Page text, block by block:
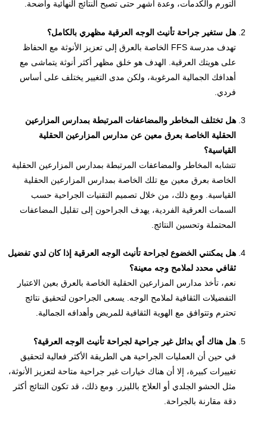
التورم والكدمات، وعدة أشهر حتى تصبح النتائج النهائية واضحة.
هل ستغير جراحة تأنيث الوجه العرقية مظهري بالكامل؟
تهدف مدرسة FFS الخاصة بالعرق إلى تعزيز الأنوثة مع الحفاظ
على هويتك العرقية. الهدف هو خلق مظهر أكثر أنوثة يتماشى مع
أهدافك الجمالية المرغوبة، ولكن مدى التغيير يختلف على أساس
فردي.
هل تختلف المخاطر والمضاعفات المرتبطة بمدارس المزارعين
الحقلية الخاصة بعرق معين عن مدارس المزارعين الحقلية
القياسية؟
تتشابه المخاطر والمضاعفات المرتبطة بمدارس المزارعين الحقلية
الخاصة بعرق معين مع تلك الخاصة بمدارس المزارعين الحقلية
القياسية. ومع ذلك، من خلال تصميم التقنيات الجراحية حسب
السمات العرقية الفردية، يهدف الجراحون إلى تقليل المضاعفات
المحتملة وتحسين النتائج.
هل يمكنني الخضوع لجراحة تأنيث الوجه العرقية إذا كان لدي تفضيل
ثقافي محدد لملامح وجه معينة؟
نعم، تأخذ مدارس المزارعين الحقلية الخاصة بالعرق بعين الاعتبار
التفضيلات الثقافية لملامح الوجه. يسعى الجراحون لتحقيق نتائج
تحترم وتتوافق مع الهوية الثقافية للمريض وأهدافه الجمالية.
هل هناك أي بدائل غير جراحية لجراحة تأنيث الوجه العرقية؟
في حين أن العمليات الجراحية هي الطريقة الأكثر فعالية لتحقيق
تغييرات كبيرة، إلا أن هناك خيارات غير جراحية متاحة لتعزيز الأنوثة،
مثل الحشو الجلدي أو العلاج بالليزر. ومع ذلك، قد تكون النتائج أكثر
دقة مقارنة بالجراحة.